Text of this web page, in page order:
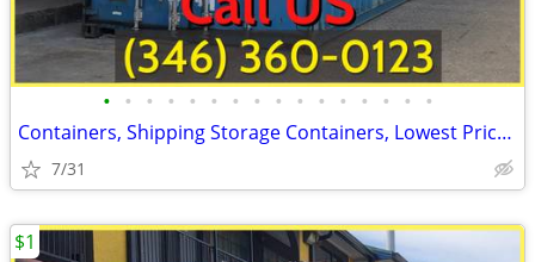
• • • • • • • • • • • • • • • •
Containers, Shipping Storage Containers, Lowest Price Now!
7/31
$1